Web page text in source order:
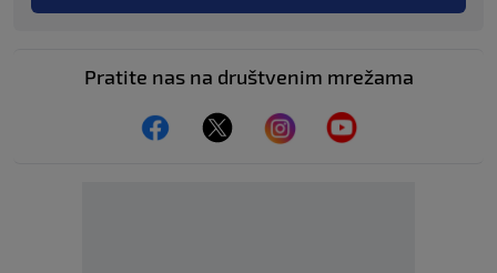
Pratite nas na društvenim mrežama